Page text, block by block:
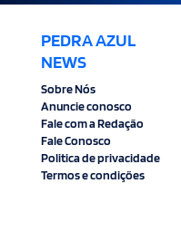
PEDRA AZUL
NEWS
Sobre Nós
Anuncie conosco
Fale com a Redação
Fale Conosco
Politica de privacidade
Termos e condições